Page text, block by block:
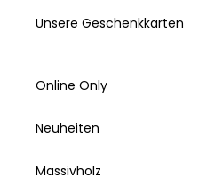
Unsere Geschenkkarten
Online Only
Neuheiten
Massivholz